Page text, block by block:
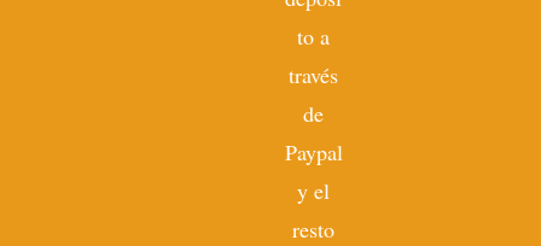
to a
través
de
Paypal
y el
resto